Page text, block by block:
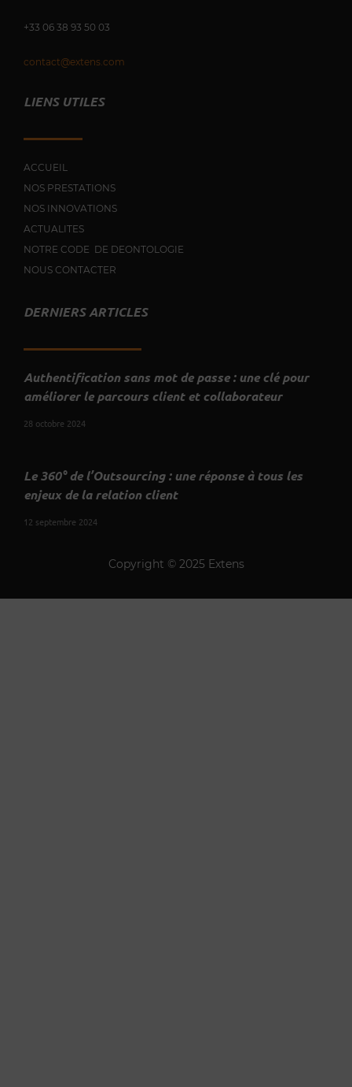
+33 06 38 93 50 03
contact@extens.com
LIENS UTILES
ACCUEIL
NOS PRESTATIONS
NOS INNOVATIONS
ACTUALITES
NOTRE CODE DE DEONTOLOGIE
NOUS CONTACTER
DERNIERS ARTICLES
Authentification sans mot de passe : une clé pour
améliorer le parcours client et collaborateur
28 octobre 2024
Le 360° de l’Outsourcing : une réponse à tous les
enjeux de la relation client
12 septembre 2024
Copyright © 2025 Extens